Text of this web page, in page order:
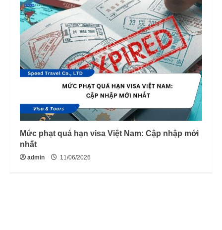
Mức phạt quá hạn visa Việt Nam: Cập nhập mới
nhất
admin 11/06/2026